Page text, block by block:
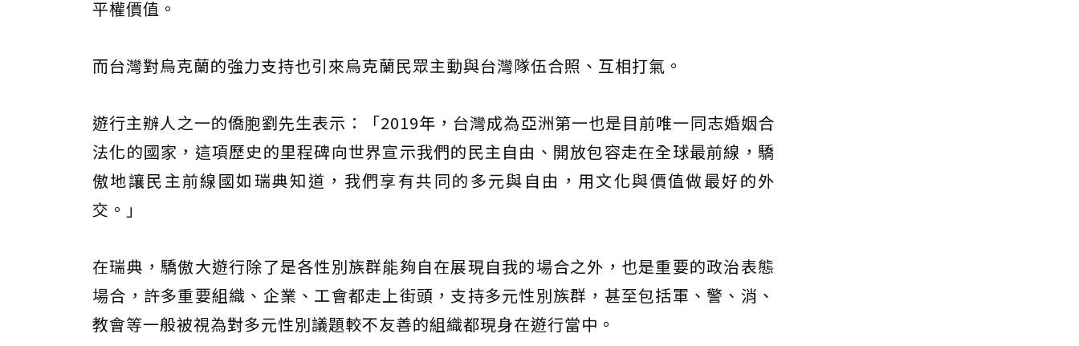
平權價值。
而台灣對烏克蘭的強力支持也引來烏克蘭民眾主動與台灣隊伍合照、互相打氣。
遊行主辦人之一的僑胞劉先生表示：「2019年，台灣成為亞洲第一也是目前唯一同志婚姻合
法化的國家，這項歷史的里程碑向世界宣示我們的民主自由、開放包容走在全球最前線，驕
傲地讓民主前線國如瑞典知道，我們享有共同的多元與自由，用文化與價值做最好的外
交。」
在瑞典，驕傲大遊行除了是各性別族群能夠自在展現自我的場合之外，也是重要的政治表態
場合，許多重要組織、企業、工會都走上街頭，支持多元性別族群，甚至包括軍、警、消、
教會等一般被視為對多元性別議題較不友善的組織都現身在遊行當中。